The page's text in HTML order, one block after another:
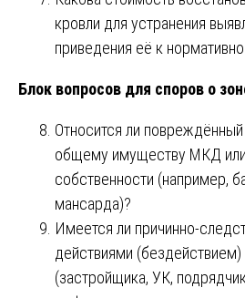
кровли для устранения
приведения её к
Блок вопросов для споров о
Относится ли
общему имуществу МКД или
собственности (например,
мансарда)?
Имеется ли причинно-
действиями (бездействием)
(застройщика, УК,